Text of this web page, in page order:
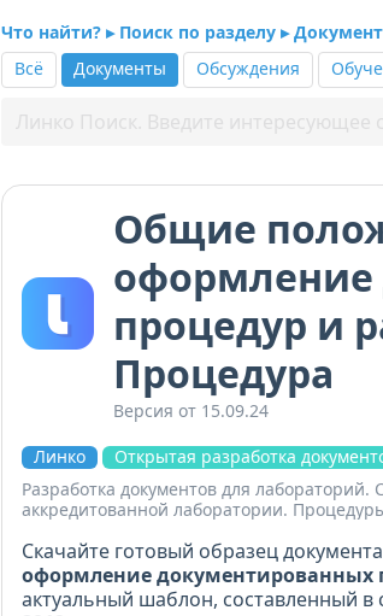
Что найти? ▸ Поиск по разделу ▸
Всё
Документы Обсуждения
Общие
оформление
процедур и
Процедура
Версия от 15.09.24
Линко
Открытая разработка
Разработка документов для
аккредитованной лаборатории.
Скачайте готовый образец
оформление документированных
актуальный шаблон, составленный в